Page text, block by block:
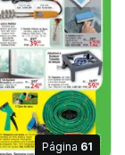
Página 61